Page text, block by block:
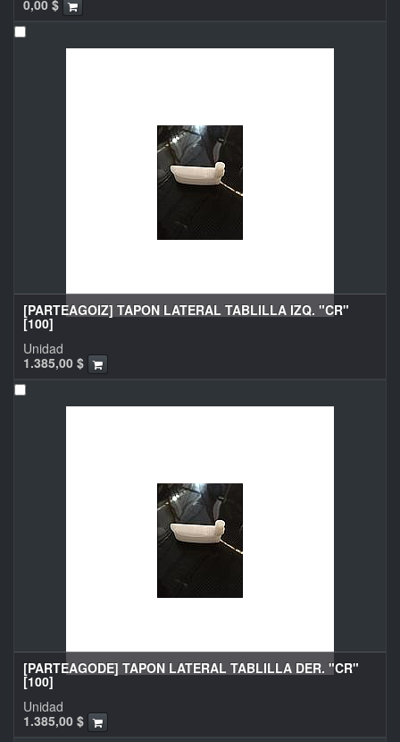
0,00 $
[PARTEAGOIZ] TAPON LATERAL TABLILLA IZQ. "CR"
[100]
1.385,00 $
Unidad
[PARTEAGODE] TAPON LATERAL TABLILLA DER. "CR"
[100]
1.385,00 $
Unidad